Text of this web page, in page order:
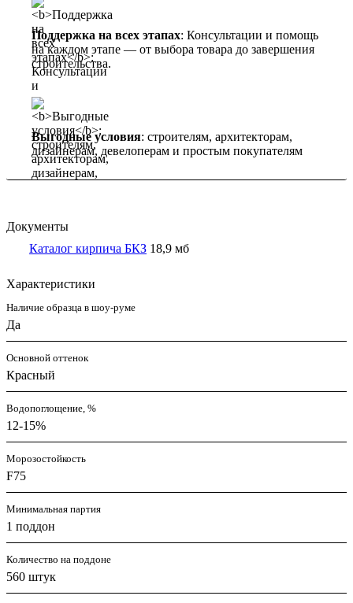
Поддержка на всех этапах: Консультации и помощь
на каждом этапе — от выбора товара до завершения
строительства.
Выгодные условия: строителям, архитекторам,
дизайнерам, девелоперам и простым покупателям
Документы
Каталог кирпича БКЗ 18,9 мб
Характеристики
Наличие образца в шоу-руме
Да
Основной оттенок
Красный
Водопоглощение, %
12-15%
Морозостойкость
F75
Минимальная партия
1 поддон
Количество на поддоне
560 штук